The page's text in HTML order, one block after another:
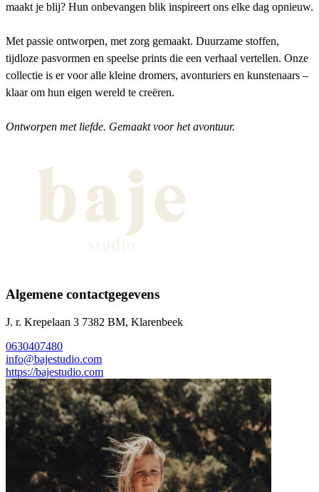
maakt je blij? Hun onbevangen blik inspireert ons elke dag opnieuw.
Met passie ontworpen, met zorg gemaakt. Duurzame stoffen,
tijdloze pasvormen en speelse prints die een verhaal vertellen. Onze
collectie is er voor alle kleine dromers, avonturiers en kunstenaars –
klaar om hun eigen wereld te creëren.
Ontworpen met liefde. Gemaakt voor het avontuur.
Algemene contactgegevens
J. r. Krepelaan 3 7382 BM, Klarenbeek
0630407480
info@bajestudio.com
https://bajestudio.com